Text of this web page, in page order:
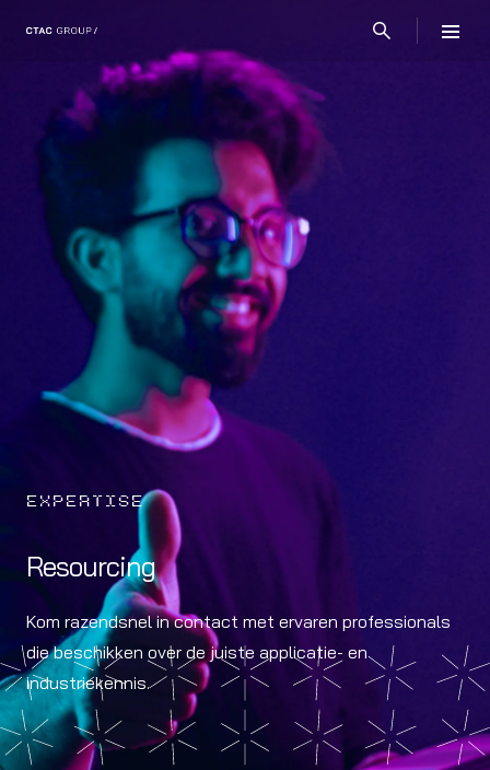
EXPERTISE
Resourcing
Kom razendsnel in contact met ervaren professionals
die beschikken over de juiste applicatie- en
industriekennis.